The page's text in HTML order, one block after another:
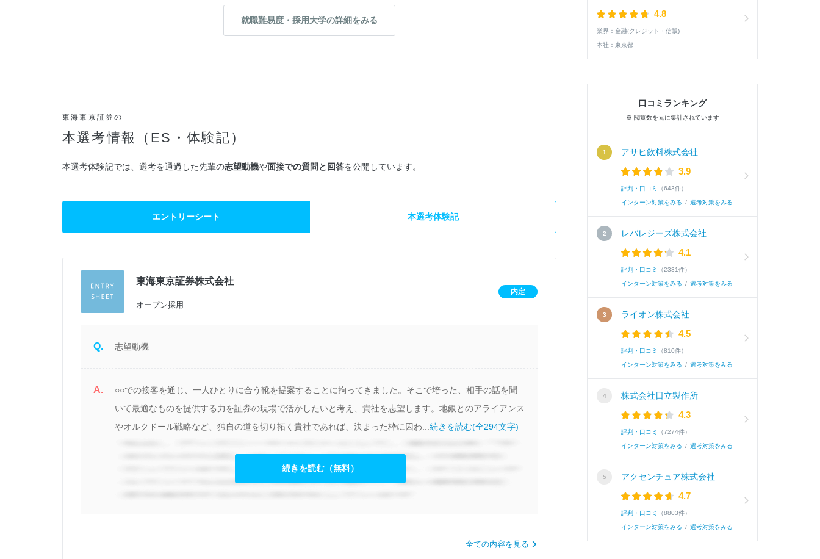
就職難易度・採用大学の詳細をみる
東海東京証券の
本選考情報（ES・体験記）
本選考体験記では、選考を通過した先輩の志望動機や面接での質問と回答を公開しています。
エントリーシート 本選考体験記
東海東京証券株式会社
オープン採用
内定
Q. 志望動機
A.
○○での接客を通じ、一人ひとりに合う靴を提案することに拘ってきました。そこで培った、相手の話を聞
いて最適なものを提供する力を証券の現場で活かしたいと考え、貴社を志望します。地銀とのアライアンス
やオルクドール戦略など、独自の道を切り拓く貴社であれば、決まった枠に囚わ... 続きを読む(全294文字)
続きを読む（無料）
全ての内容を見る
東海東京証券株式会社
Q. 志望部門を選択してください
... 続きを読む(全6文字)
4.8
業界： 金融(クレジット・信販)
本社： 東京都
口コミランキング
※ 閲覧数を元に集計されています
アサヒ飲料株式会社
3.9
評判・口コミ （643件）
インターン対策をみる / 選考対策をみる
レバレジーズ株式会社
4.1
評判・口コミ （2331件）
インターン対策をみる / 選考対策をみる
ライオン株式会社
4.5
評判・口コミ （810件）
インターン対策をみる / 選考対策をみる
株式会社日立製作所
4.3
評判・口コミ （7274件）
インターン対策をみる / 選考対策をみる
アクセンチュア株式会社
4.7
評判・口コミ （8803件）
インターン対策をみる / 選考対策をみる